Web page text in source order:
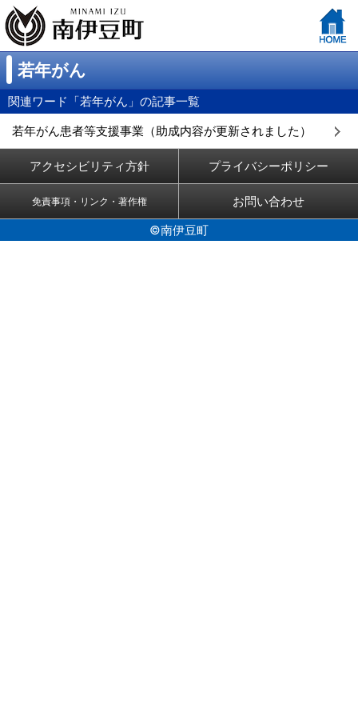
若年がん
関連ワード「若年がん」の記事一覧
若年がん患者等支援事業（助成内容が更新されました）
）
アクセシビリティ方針 プライバシーポリシー
免責事項・リンク・著作権
お問い合わせ
©南伊豆町